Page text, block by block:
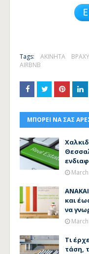
Tags: ΑΚΙΝΗΤΑ
AIRBNB
ΜΠΟΡΕΙ ΝΑ ΣΑΣ
και
να
Τι
τάση,